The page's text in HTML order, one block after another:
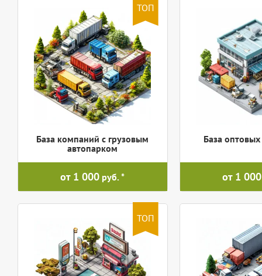
ТОП
База компаний с грузовым
автопарком
от 1 000 руб.
База
от 1 000
ТОП